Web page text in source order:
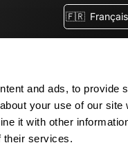
and ads, to provide
your use of our
it with other
their services.
🇫🇷 Français